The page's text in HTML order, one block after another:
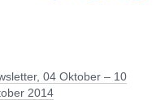
04 Oktober – 10
2014